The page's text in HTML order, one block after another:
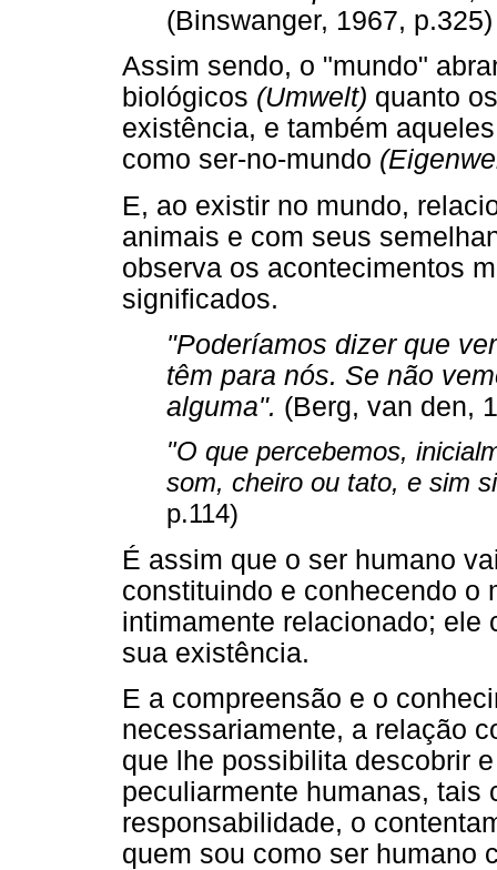
(Binswanger, 1967, p.325)
Assim sendo, o "mundo"
biológicos (Umwelt) quanto
existência, e também
como ser-no-mundo
E, ao existir no mundo,
animais e com seus
observa os acontecimentos
significados.
"Poderíamos dizer que
têm para nós. Se não
alguma". (Berg, van den,
"O que percebemos,
som, cheiro ou tato, e sim
p.114)
É assim que o ser humano
constituindo e conhecendo o
intimamente relacionado; ele
sua existência.
E a compreensão e o
necessariamente, a relação
que lhe possibilita descobrir
peculiarmente humanas, tais
responsabilidade, o
quem sou como ser humano